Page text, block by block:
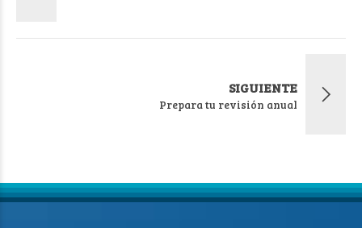
SIGUIENTE
Prepara tu revisión anual